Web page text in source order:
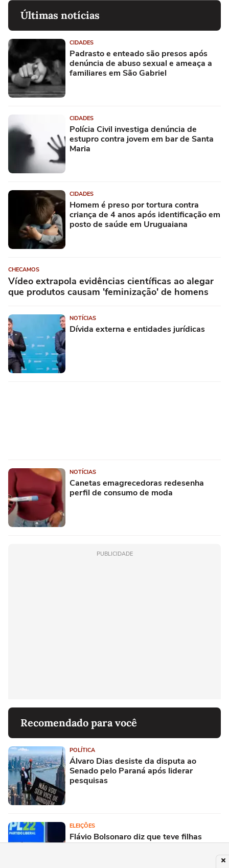
Últimas notícias
CIDADES
Padrasto e enteado são presos após
denúncia de abuso sexual e ameaça a
familiares em São Gabriel
CIDADES
Polícia Civil investiga denúncia de
estupro contra jovem em bar de Santa
Maria
CIDADES
Homem é preso por tortura contra
criança de 4 anos após identificação em
posto de saúde em Uruguaiana
CHECAMOS
Vídeo extrapola evidências científicas ao alegar
que produtos causam 'feminização' de homens
NOTÍCIAS
Dívida externa e entidades jurídicas
NOTÍCIAS
Canetas emagrecedoras redesenha
perfil de consumo de moda
PUBLICIDADE
Recomendado para você
POLÍTICA
Álvaro Dias desiste da disputa ao
Senado pelo Paraná após liderar
pesquisas
ELEIÇÕES
Flávio Bolsonaro diz que teve filhas
para cuidarem dele quando for idoso: